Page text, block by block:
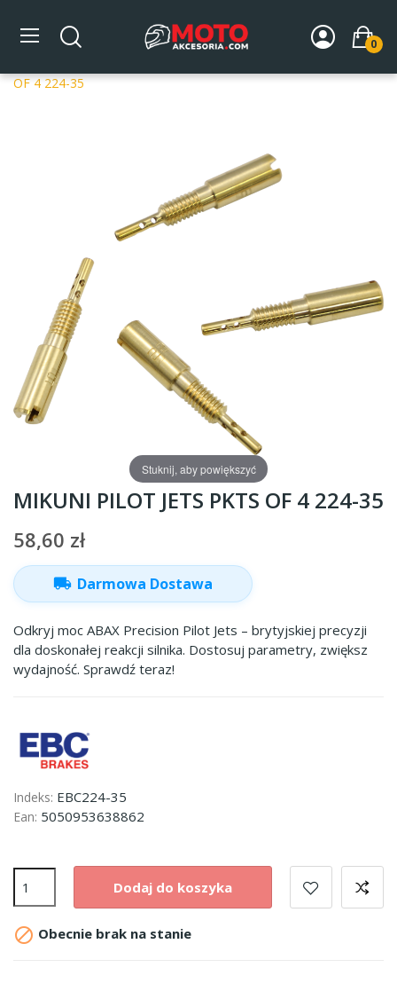
0
Strona główna DLA MOTOCYKLA
Układ paliwowy
OF 4 224-35
Stuknij, aby powiększyć
MIKUNI PILOT JETS PKTS OF 4 224-35
58,60 zł
local_shipping Darmowa Dostawa
Odkryj moc ABAX Precision Pilot Jets – brytyjskiej precyzji
dla doskonałej reakcji silnika. Dostosuj parametry, zwiększ
wydajność. Sprawdź teraz!
Indeks: EBC224-35
Ean: 5050953638862
Dodaj do koszyka
 Obecnie brak na stanie